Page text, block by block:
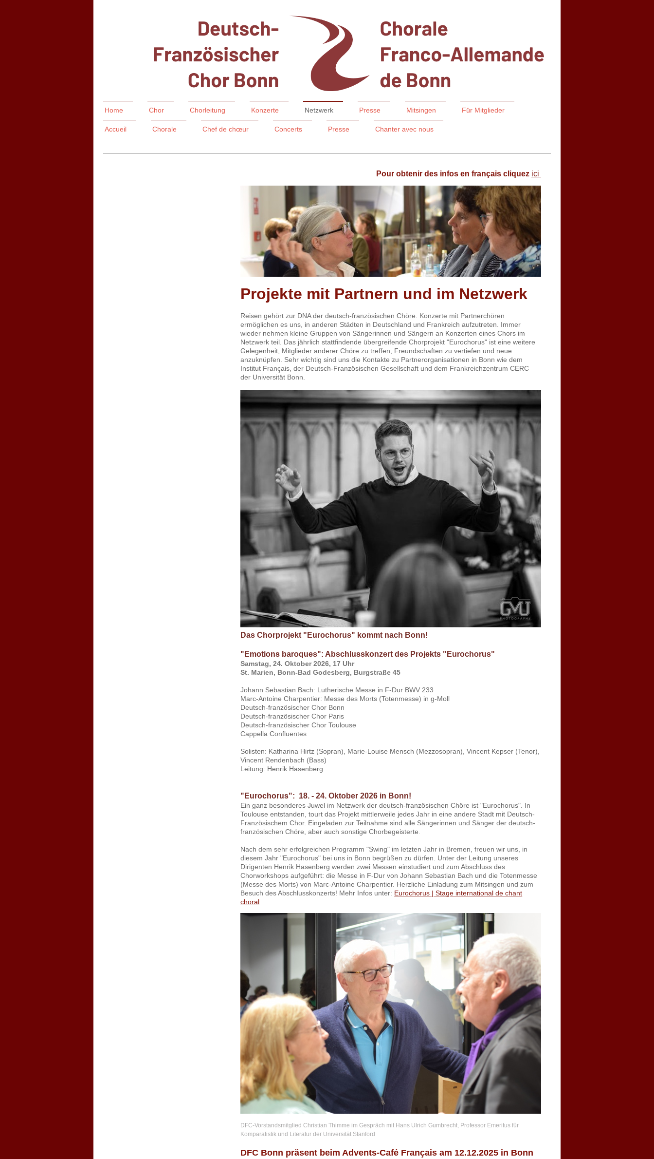
Home Chor Chorleitung Konzerte Netzwerk Presse Mitsingen Für Mitglieder
Accueil Chorale Chef de chœur Concerts Presse Chanter avec nous
Pour obtenir des infos en français cliquez ici
Projekte mit Partnern und im Netzwerk
Reisen gehört zur DNA der deutsch-französischen Chöre. Konzerte mit Partnerchören
ermöglichen es uns, in anderen Städten in Deutschland und Frankreich aufzutreten. Immer
wieder nehmen kleine Gruppen von Sängerinnen und Sängern an Konzerten eines Chors im
Netzwerk teil. Das jährlich stattfindende übergreifende Chorprojekt "Eurochorus" ist eine weitere
Gelegenheit, Mitglieder anderer Chöre zu treffen, Freundschaften zu vertiefen und neue
anzuknüpfen. Sehr wichtig sind uns die Kontakte zu Partnerorganisationen in Bonn wie dem
Institut Français , der Deutsch-Französischen Gesellschaft und dem Frankreichzentrum CERC
der Universität Bonn.
Das Chorprojekt "Eurochorus" kommt nach Bonn!
"Emotions baroques": Abschlusskonzert des Projekts "Eurochorus"
Samstag, 24. Oktober 2026, 17 Uhr
St. Marien, Bonn-Bad Godesberg, Burgstraße 45
Johann Sebastian Bach: Lutherische Messe in F-Dur BWV 233
Marc-Antoine Charpentier: Messe des Morts (Totenmesse) in g-Moll
Deutsch-französischer Chor Bonn
Deutsch-französischer Chor Paris
Deutsch-französischer Chor Toulouse
Cappella Confluentes
Solisten: Katharina Hirtz (Sopran), Marie-Louise Mensch (Mezzosopran), Vincent Kepser (Tenor),
Vincent Rendenbach (Bass)
Leitung: Henrik Hasenberg
"Eurochorus": 18. - 24. Oktober 2026 in Bonn!
Ein ganz besonderes Juwel im Netzwerk der deutsch-französischen Chöre ist "Eurochorus". In
Toulouse entstanden, tourt das Projekt mittlerweile jedes Jahr in eine andere Stadt mit Deutsch-
Französischem Chor. Eingeladen zur Teilnahme sind alle Sängerinnen und Sänger der deutsch-
französischen Chöre, aber auch sonstige Chorbegeisterte
Nach dem sehr erfolgreichen Programm "Swing" im letzten Jahr in Bremen, freuen wir uns, in
diesem Jahr "Eurochorus" bei uns in Bonn begrüßen zu dürfen.
Unter der Leitung unseres
Dirigenten Henrik Hasenberg werden zwei Messen einstudiert und zum Abschluss des
Chorworkshops aufgeführt: die Messe in F-Dur von Johann Sebastian Bach und die Totenmesse
(Messe des Morts) von Marc-Antoine Charpentier. Herzliche Einladung zum Mitsingen und zum
Besuch des Abschlusskonzerts! Mehr Infos unter: Eurochorus | Stage international de chant
choral
DFC-Vorstandsmitglied Christian Thimme im Gespräch mit Hans Ulrich Gumbrecht, Professor Emeritus für
Komparatistik und Literatur der Universität Stanford
DFC Bonn präsent beim Advents-Café Français am 12.12.2025 in Bonn